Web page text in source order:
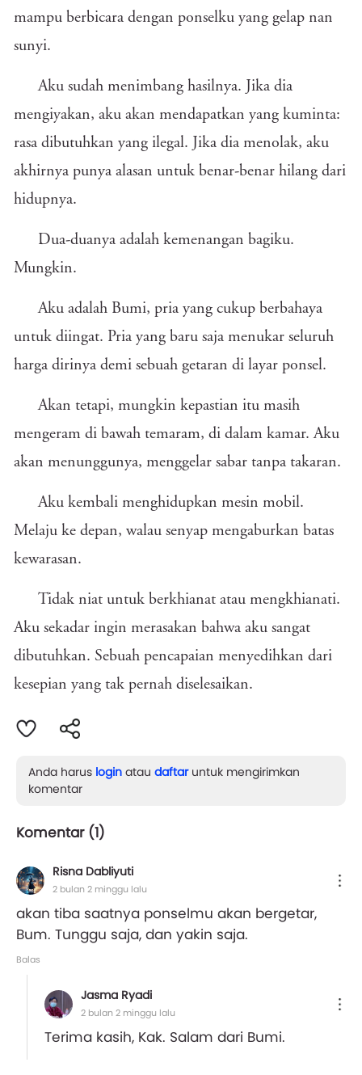
mampu berbicara dengan ponselku yang gelap nan
sunyi.
Aku sudah menimbang hasilnya. Jika dia
mengiyakan, aku akan mendapatkan yang kuminta:
rasa dibutuhkan yang ilegal. Jika dia menolak, aku
akhirnya punya alasan untuk benar-benar hilang dari
hidupnya.
Dua-duanya adalah kemenangan bagiku.
Mungkin.
Aku adalah Bumi, pria yang cukup berbahaya
untuk diingat. Pria yang baru saja menukar seluruh
harga dirinya demi sebuah getaran di layar ponsel.
Akan tetapi, mungkin kepastian itu masih
mengeram di bawah temaram, di dalam kamar. Aku
akan menunggunya, menggelar sabar tanpa takaran.
Aku kembali menghidupkan mesin mobil.
Melaju ke depan, walau senyap mengaburkan batas
kewarasan.
Tidak niat untuk berkhianat atau mengkhianati.
Aku sekadar ingin merasakan bahwa aku sangat
dibutuhkan. Sebuah pencapaian menyedihkan dari
kesepian yang tak pernah diselesaikan.
Anda harus login atau daftaruntuk mengirimkan
komentar
Komentar (1)
Risna Dabliyuti
2 bulan 2 minggu lalu
akan tiba saatnya ponselmu akan bergetar,
Bum. Tunggu saja, dan yakin saja.
Balas
Jasma Ryadi
2 bulan 2 minggu lalu
Terima kasih, Kak. Salam dari Bumi.